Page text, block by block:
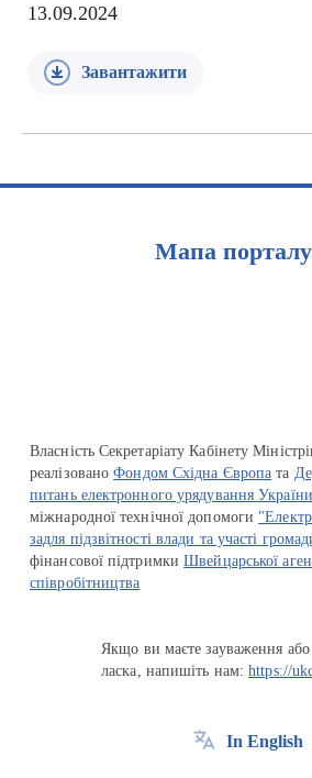
13.09.2024
Завантажити
Мапа порталу
Власність Секретаріату Кабінету
реалізованоФондом Східна Європа та
питань електронного урядування України
міжнародної технічної допомоги
задля підзвітності влади та участі
фінансової підтримкиШвейцарської
співробітництва
Якщо ви маєте зауваження або
ласка, напишіть нам:https://
In English